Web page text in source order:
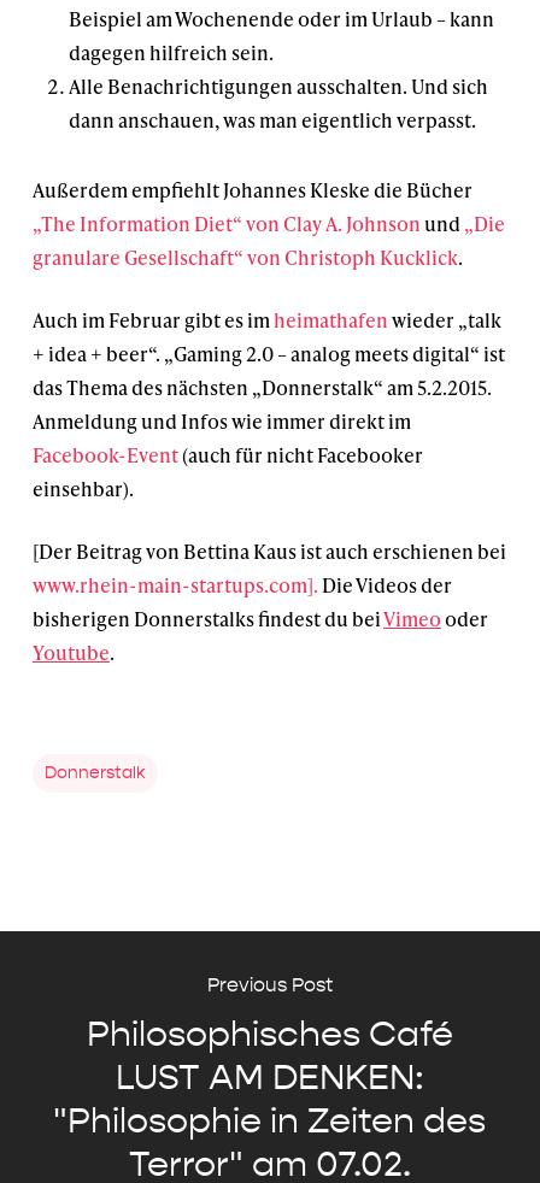
Beispiel am Wochenende oder im Urlaub – kann
dagegen hilfreich sein.
Alle Benachrichtigungen ausschalten. Und sich
dann anschauen, was man eigentlich verpasst.
Außerdem empfiehlt Johannes Kleske die Bücher
„The Information Diet“ von Clay A. Johnsonund „Die
granulare Gesellschaft“ von Christoph Kucklick.
Auch im Februar gibt es imheimathafenwieder „talk
+ idea + beer“. „Gaming 2.0 – analog meets digital“ ist
das Thema des nächsten „Donnerstalk“ am 5.2.2015.
Anmeldung und Infos wie immer direkt im
Facebook-Event(auch für nicht Facebooker
einsehbar).
[Der Beitrag von Bettina Kaus ist auch erschienen bei
www.rhein-main-startups.com]. Die Videos der
bisherigen Donnerstalks findest du beiVimeooder
Youtube.
Donnerstalk
Previous Post
Philosophisches Café
LUST AM DENKEN:
"Philosophie in Zeiten des
Terror" am 07.02.